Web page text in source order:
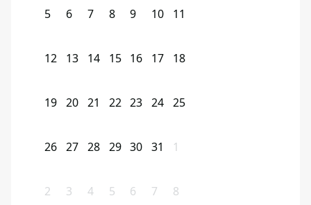
5 6 7 8 9 10 11
12 13 14 15 16 17 18
19 20 21 22 23 24 25
26 27 28 29 30 31 1
2 3 4 5 6 7 8